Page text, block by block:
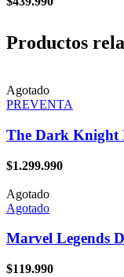
Productos
Agotado
PREVENTA
The Dark Knight
$1.299.990
Agotado
Agotado
Marvel Legends
$119.990